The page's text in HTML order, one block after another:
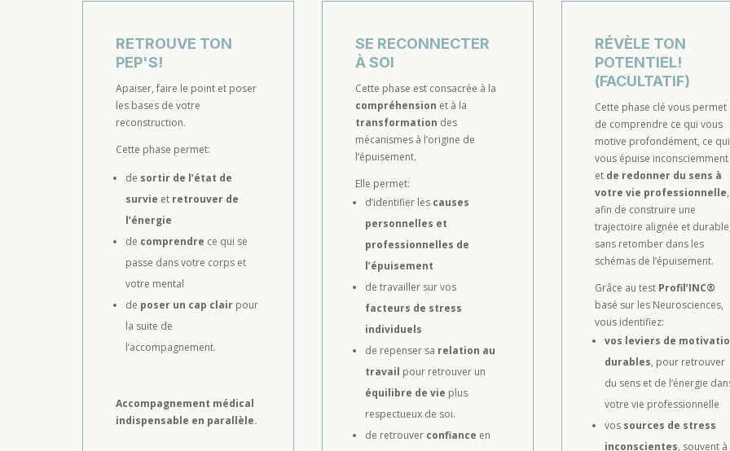
RETROUVE TON
PEP'S!
Apaiser, faire le point et poser
les bases de votre
reconstruction.
Cette phase permet:
de sortir de l’état de
survie et retrouver de
l’énergie
de comprendre ce qui se
passe dans votre corps et
votre mental
de poser un cap clairpour
la suite de
l’accompagnement.
Accompagnement médical
indispensable en parallèle.
SE RECONNECTER
À SOI
Cette phase est consacrée à la
compréhension et à la
transformation des
mécanismes à l’origine de
l’épuisement.
Elle permet:
d’identifier les causes
personnelles et
professionnelles de
l’épuisement
de travailler sur vos
facteurs de stress
individuels
de repenser sa relation au
travail pour retrouver un
équilibre de vie plus
respectueux de soi.
de retrouver confiance en
RÉVÈLE TON
POTENTIEL!
(FACULTATIF)
Cette phase clé vous permet
de comprendre ce qui vous
motive profondément, ce qui
vous épuise inconsciemment
et de redonner du sens à
votre vie professionnelle,
afin de construire une
trajectoire alignée et
sans retomber dans les
schémas de l’épuisement.
Grâce au test Profil’INC®
basé sur les Neurosciences,
vous identifiez:
vos leviers de
durables, pour retrouver
du sens et de l’énergie
votre vie professionnelle
vos sources de stress
inconscientes, souvent à